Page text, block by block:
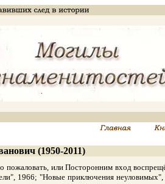
(1950-2011)
или Посторонним вход
1966; "Новые приключения